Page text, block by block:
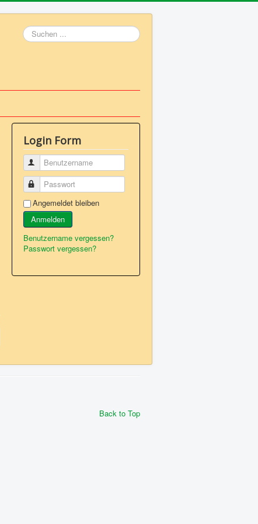
Suchen
...
Login Form
Benutzername
Passwort
Angemeldet bleiben
Anmelden
Benutzername vergessen?
Passwort vergessen?
Back to Top